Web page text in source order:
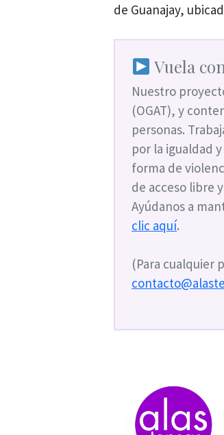
de Guanajay,
Vuela
Nuestro
(OGAT), y
personas.
por la igualdad
forma de
de acceso libre
Ayúdanos a
clic aquí.
(Para cualquier